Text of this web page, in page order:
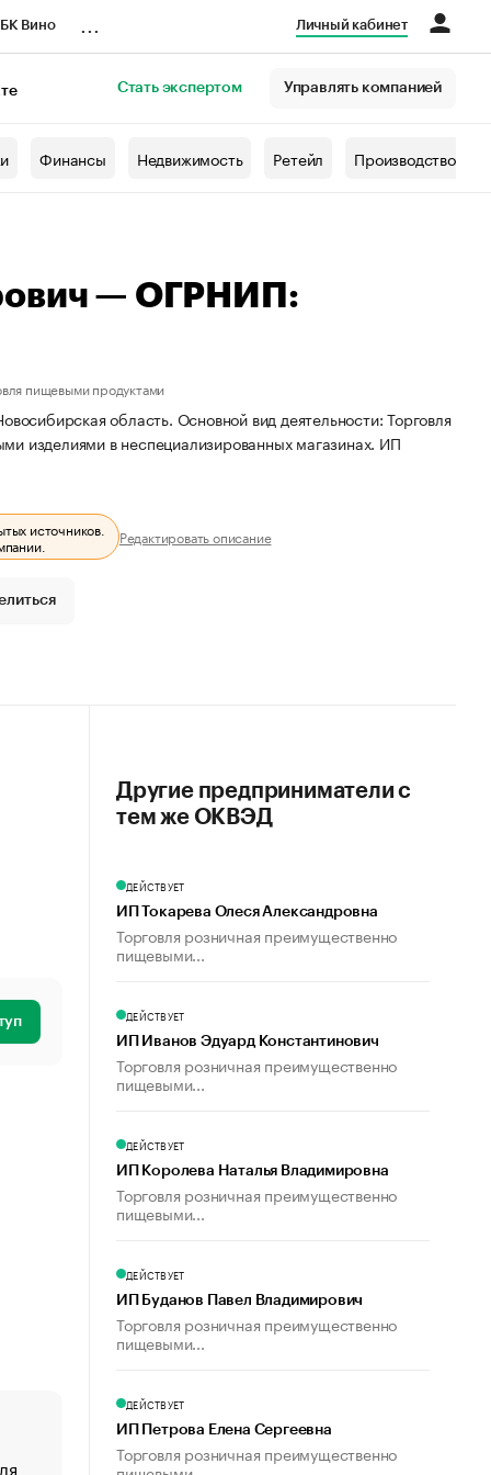
Вино Личный кабинет
Стать экспертом Управлять компанией
Финансы Недвижимость Ретейл Производство
— ОГРНИП:
пищевыми продуктами
область. Основной вид деятельности: Торговля
изделиями в неспециализированных магазинах. ИП
источников.
Редактировать описание
«От спорта тело стареет иначе». Как живет глава
Другие предприниматели с
тем же ОКВЭД
ДЕЙСТВУЕТ
ИП Токарева Олеся Александровна
Торговля розничная преимущественно
пищевыми...
ДЕЙСТВУЕТ
ИП Иванов Эдуард Константинович
Торговля розничная преимущественно
пищевыми...
ДЕЙСТВУЕТ
ИП Королева Наталья Владимировна
Торговля розничная преимущественно
пищевыми...
ДЕЙСТВУЕТ
ИП Буданов Павел Владимирович
Торговля розничная преимущественно
пищевыми...
ДЕЙСТВУЕТ
ИП Петрова Елена Сергеевна
Торговля розничная преимущественно